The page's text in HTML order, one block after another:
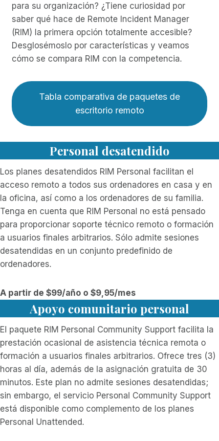
para su organización? ¿Tiene curiosidad por
saber qué hace de Remote Incident Manager
(RIM) la primera opción totalmente accesible?
Desglosémoslo por características y veamos
cómo se compara RIM con la competencia.
Tabla comparativa de paquetes de
escritorio remoto
Personal desatendido
Los planes desatendidos RIM Personal facilitan el
acceso remoto a todos sus ordenadores en casa y en
la oficina, así como a los ordenadores de su familia.
Tenga en cuenta que RIM Personal no está pensado
para proporcionar soporte técnico remoto o formación
a usuarios finales arbitrarios. Sólo admite sesiones
desatendidas en un conjunto predefinido de
ordenadores.
A partir de $99/año o $9,95/mes
Apoyo comunitario personal
El paquete RIM Personal Community Support facilita la
prestación ocasional de asistencia técnica remota o
formación a usuarios finales arbitrarios. Ofrece tres (3)
horas al día, además de la asignación gratuita de 30
minutos. Este plan no admite sesiones desatendidas;
sin embargo, el servicio Personal Community Support
está disponible como complemento de los planes
Personal Unattended.